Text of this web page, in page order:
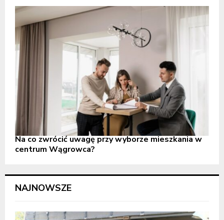
Na co zwrócić uwagę przy wyborze mieszkania w
centrum Wągrowca?
NAJNOWSZE